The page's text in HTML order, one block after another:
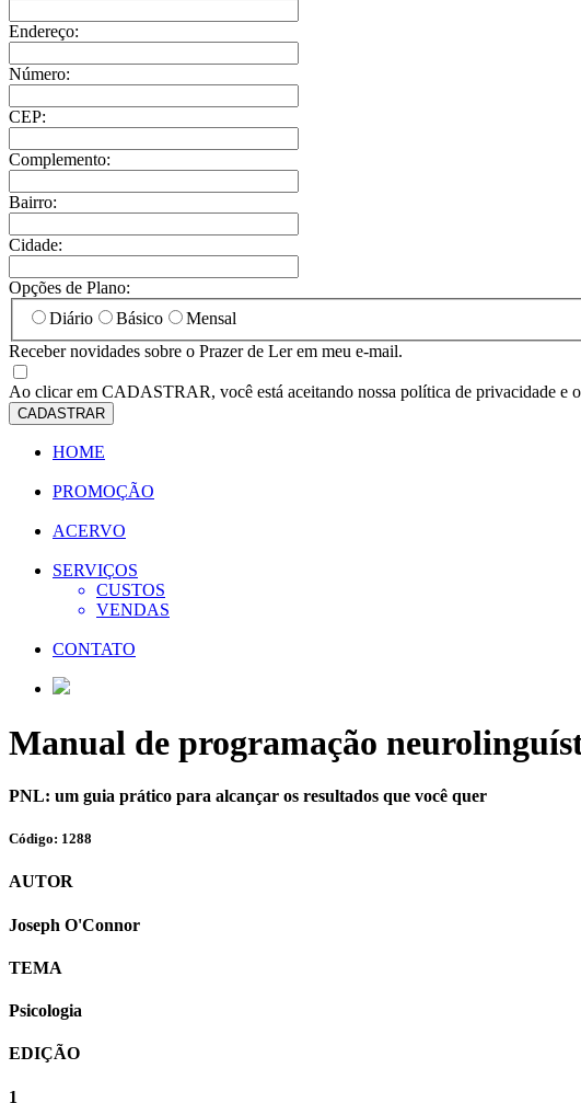
Endereço:
Número:
CEP:
Complemento:
Bairro:
Cidade:
Opções de Plano:
Diário
Básico
Mensal
Receber novidades sobre o Prazer de Ler em meu e-mail.
Ao clicar em CADASTRAR, você está aceitando nossa política de privacidade e
CADASTRAR
HOME
PROMOÇÃO
ACERVO
SERVIÇOS
CUSTOS
VENDAS
CONTATO
Manual de programação
PNL: um guia prático para alcançar os resultados que você quer
Código: 1288
AUTOR
Joseph O'Connor
TEMA
Psicologia
EDIÇÃO
1